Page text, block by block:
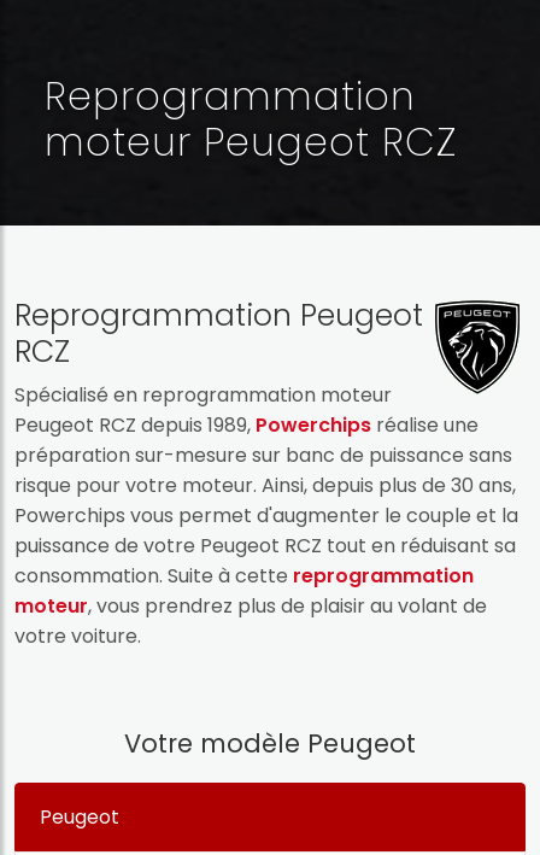
Reprogrammation
moteur Peugeot RCZ
Reprogrammation Peugeot
RCZ
Spécialisé en reprogrammation moteur
Peugeot RCZ depuis 1989, Powerchips réalise une
préparation sur-mesure sur banc de puissance sans
risque pour votre moteur. Ainsi, depuis plus de 30 ans,
Powerchips vous permet d'augmenter le couple et la
puissance de votre Peugeot RCZ tout en réduisant sa
consommation. Suite à cette reprogrammation
moteur, vous prendrez plus de plaisir au volant de
votre voiture.
Votre modèle Peugeot
Peugeot